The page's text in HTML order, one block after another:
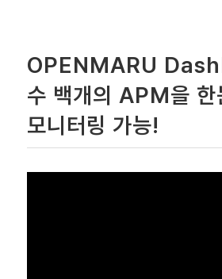
OPENMARU
수 백개의 APM을 한
모니터링 가능!